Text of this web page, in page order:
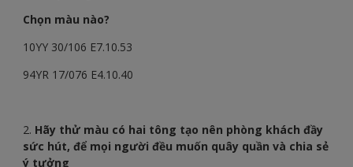
Chọn màu nào?
10YY 30/106 E7.10.53
94YR 17/076 E4.10.40
2. Hãy thử màu có hai tông tạo nên phòng khách đầy
sức hút, để mọi người đều muốn quây quần và chia sẻ
ý tưởng